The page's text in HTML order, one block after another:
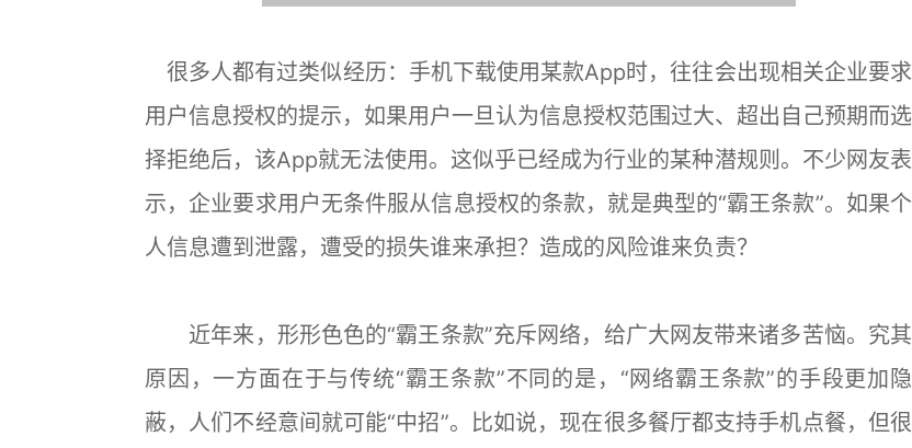
很多人都有过类似经历：手机下载使用某款App时，往往会出现相关企业要求
用户信息授权的提示，如果用户一旦认为信息授权范围过大、超出自己预期而选
择拒绝后，该App就无法使用。这似乎已经成为行业的某种潜规则。不少网友表
示，企业要求用户无条件服从信息授权的条款，就是典型的“霸王条款”。如果个
人信息遭到泄露，遭受的损失谁来承担？造成的风险谁来负责？
近年来，形形色色的“霸王条款”充斥网络，给广大网友带来诸多苦恼。究其
原因，一方面在于与传统“霸王条款”不同的是，“网络霸王条款”的手段更加隐
蔽，人们不经意间就可能“中招”。比如说，现在很多餐厅都支持手机点餐，但很